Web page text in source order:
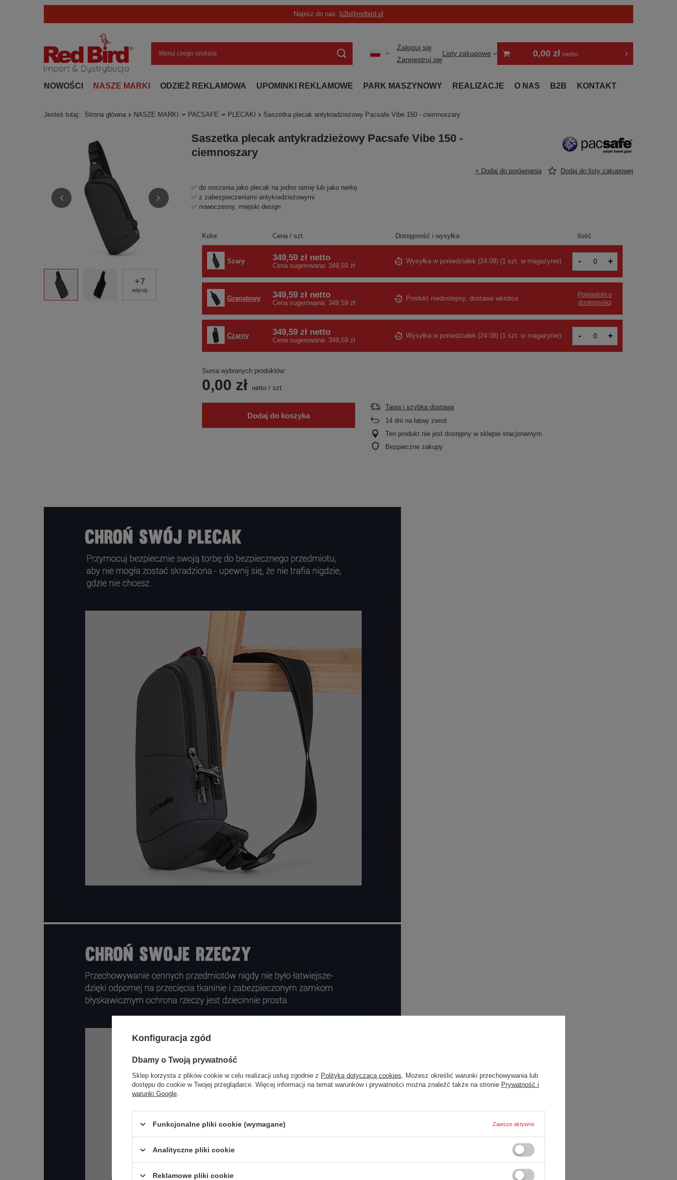
Napisz do nas: b2b@redbird.pl
Zaloguj się
Zarejestruj się
Listy zakupowe 0,00 zł netto
NOWOŚCI NASZE MARKI ODZIEŻ REKLAMOWA UPOMINKI REKLAMOWE PARK MASZYNOWY REALIZACJE O NAS B2B KONTAKT
Jesteś tutaj: Strona główna NASZE MARKI PACSAFE PLECAKI Saszetka plecak antykradzieżowy Pacsafe Vibe 150 - ciemnoszary
+7
więcej
Saszetka plecak antykradzieżowy Pacsafe Vibe 150 -
ciemnoszary
+ Dodaj do porównania Dodaj do listy zakupowej
✅ do noszenia jako plecak na jedno ramię lub jako nerkę
✅ z zabezpieczeniami antykradzieżowymi
✅ nowoczesny, miejski design
Kolor Cena / szt. Dostępność i wysyłka Ilość
Szary 349,59 złnetto
Cena sugerowana: 349,59 zł
Wysyłka w poniedziałek (24.08) (1 szt. w magazynie) - +
Granatowy 349,59 złnetto
Cena sugerowana: 349,59 zł
Produkt niedostepny, dostawa wkrótce
Powiadom o
dostępności
Czarny 349,59 złnetto
Cena sugerowana: 349,59 zł
Wysyłka w poniedziałek (24.08)(1 szt. w magazynie) - +
Suma wybranych produktów:
0,00 zł netto/ szt.
Dodaj do koszyka
Tania i szybka dostawa
14dni na łatwy zwrot
Ten produkt nie jest dostępny w sklepie stacjonarnym
Bezpieczne zakupy
Konfiguracja zgód
Dbamy o Twoją prywatność
Sklep korzysta z plików cookie w celu realizacji usług zgodnie z Polityką dotyczącą cookies . Możesz określić warunki przechowywania lub
dostępu do cookie w Twojej przeglądarce. Więcej informacji na temat warunków i prywatności można znaleźć także na stronie Prywatność i
warunki Google
Funkcjonalne pliki cookie (wymagane) Zawsze aktywne
Analityczne pliki cookie
Reklamowe pliki cookie